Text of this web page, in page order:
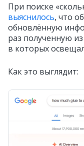
При поиске
выяснилось, что
обновлённую
раз полученную
в которых
Как это выглядит: